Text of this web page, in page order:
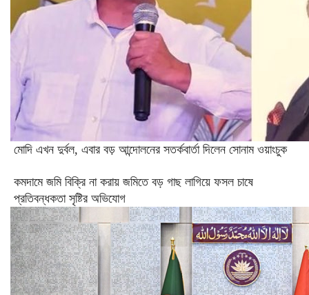
মোদি এখন দুর্বল, এবার বড় আন্দোলনের সতর্কবার্তা দিলেন সোনাম ওয়াংচুক
কমদামে জমি বিক্রি না করায় জমিতে বড় গাছ লাগিয়ে ফসল চাষে
প্রতিবন্ধকতা সৃষ্টির অভিযোগ